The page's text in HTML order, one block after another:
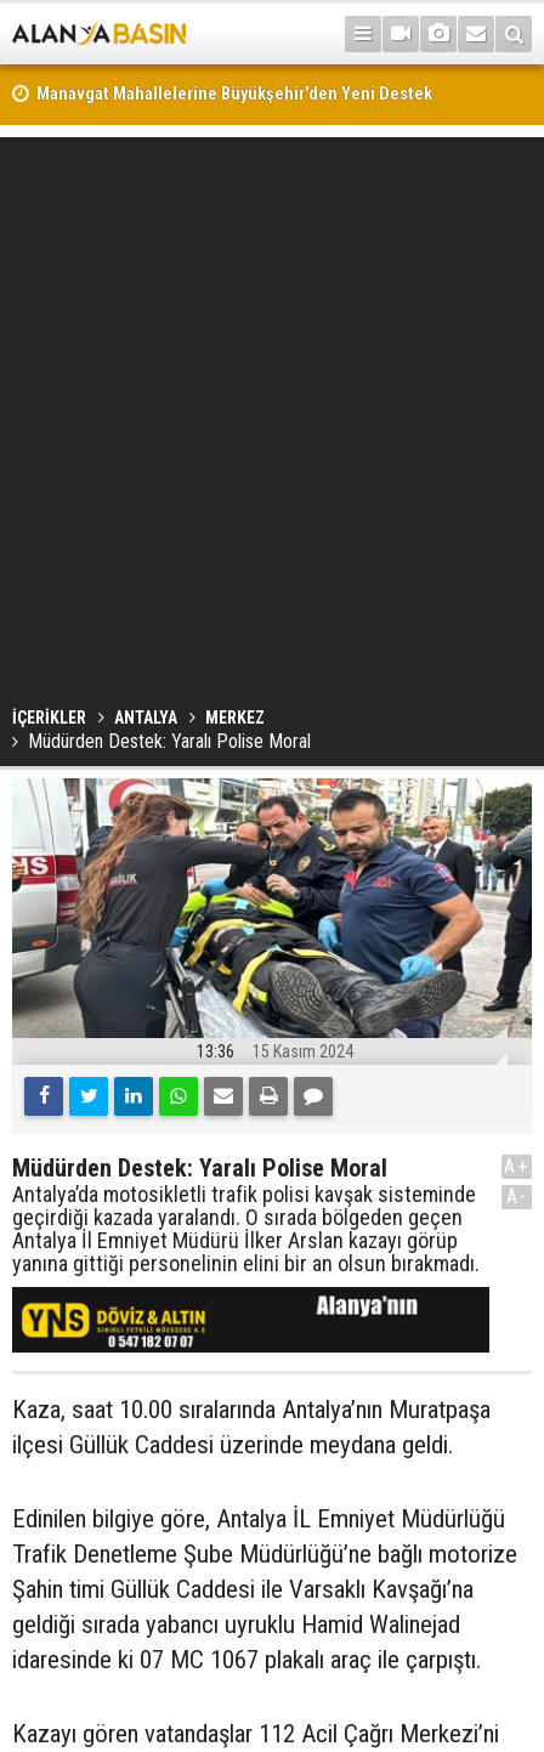
Manavgat Mahallelerine Büyükşehir'den Yeni Destek
İÇERİKLER ANTALYA MERKEZ
Müdürden Destek: Yaralı Polise Moral
13:36 15 Kasım 2024
Müdürden Destek: Yaralı Polise Moral
Antalya’da motosikletli trafik polisi kavşak sisteminde
geçirdiği kazada yaralandı. O sırada bölgeden geçen
Antalya İl Emniyet Müdürü İlker Arslan kazayı görüp
yanına gittiği personelinin elini bir an olsun bırakmadı.
A+
A-
Kaza, saat 10.00 sıralarında Antalya’nın Muratpaşa
ilçesi Güllük Caddesi üzerinde meydana geldi.
Edinilen bilgiye göre, Antalya İL Emniyet Müdürlüğü
Trafik Denetleme Şube Müdürlüğü’ne bağlı motorize
Şahin timi Güllük Caddesi ile Varsaklı Kavşağı’na
geldiği sırada yabancı uyruklu Hamid Walinejad
idaresinde ki 07 MC 1067 plakalı araç ile çarpıştı.
Kazayı gören vatandaşlar 112 Acil Çağrı Merkezi’ni